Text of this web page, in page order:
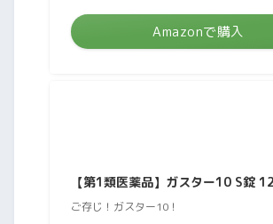
Amazonで購入
【第1類医薬品】ガスター10 S錠
ご存じ！ガスター10！